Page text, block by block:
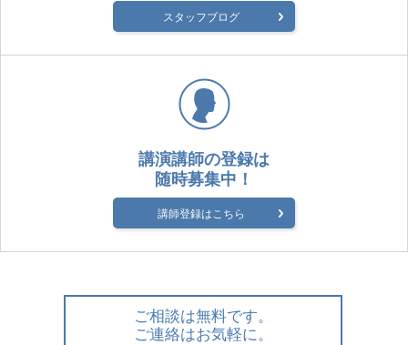
スタッフブログ
講演講師の登録は
随時募集中！
講師登録はこちら
ご相談は無料です。
ご連絡はお気軽に。